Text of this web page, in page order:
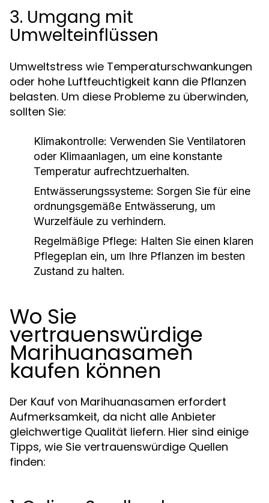
3. Umgang mit
Umwelteinflüssen
Umweltstress wie Temperaturschwankungen
oder hohe Luftfeuchtigkeit kann die Pflanzen
belasten. Um diese Probleme zu überwinden,
sollten Sie:
Klimakontrolle: Verwenden Sie Ventilatoren
oder Klimaanlagen, um eine konstante
Temperatur aufrechtzuerhalten.
Entwässerungssysteme: Sorgen Sie für eine
ordnungsgemäße Entwässerung, um
Wurzelfäule zu verhindern.
Regelmäßige Pflege: Halten Sie einen klaren
Pflegeplan ein, um Ihre Pflanzen im besten
Zustand zu halten.
Wo Sie
vertrauenswürdige
Marihuanasamen
kaufen können
Der Kauf von Marihuanasamen erfordert
Aufmerksamkeit, da nicht alle Anbieter
gleichwertige Qualität liefern. Hier sind einige
Tipps, wie Sie vertrauenswürdige Quellen
finden: